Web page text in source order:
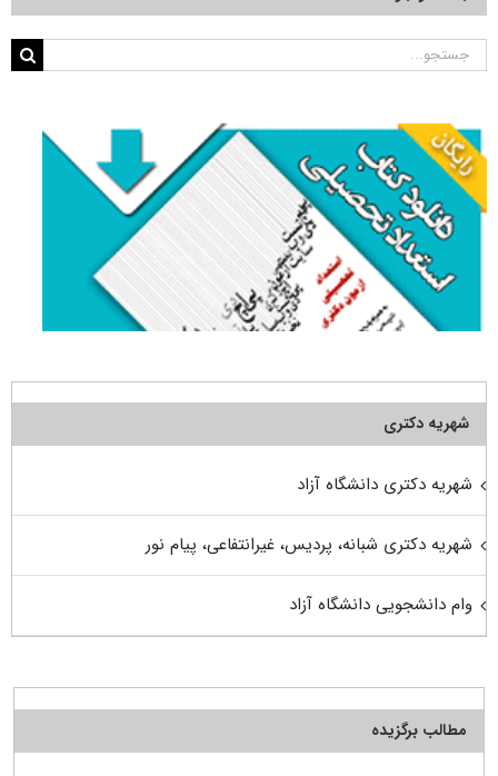
جستجو
شهریه دکتری
شهریه دکتری دانشگاه آزاد
شهریه دکتری شبانه، پردیس، غیرانتفاعی، پیام نور
وام دانشجویی دانشگاه آزاد
مطالب برگزیده